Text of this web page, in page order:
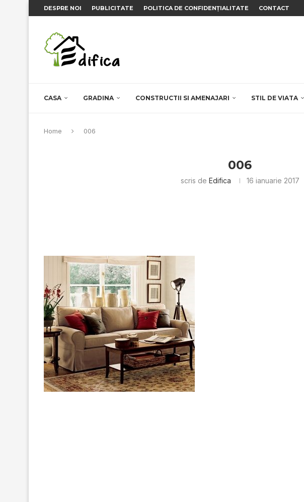
DESPRE NOI PUBLICITATE POLITICA DE CONFIDENȚIALITATE CONTACT
CASA GRADINA CONSTRUCTII SI AMENAJARI STIL DE VIATA
Home 006
006
scris de Edifica 16 ianuarie 2017